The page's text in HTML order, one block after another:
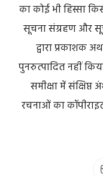
का कोई भी हिस्सा
सूचना संग्रहण और
द्वारा प्रकाशक
पुनरुत्पादित नहीं
समीक्षा में
रचनाओं का